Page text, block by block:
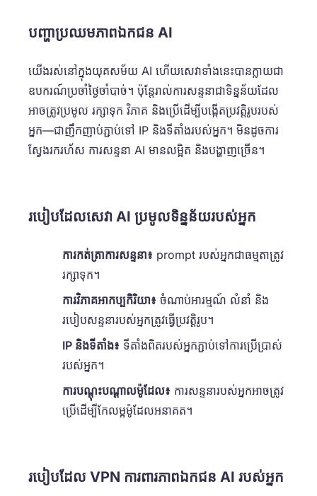
បញ្ហាប្រឈមភាពឯកជន AI
យើងរស់នៅក្នុងយុគសម័យ AI ហើយសេវាទាំងនេះបានក្លាយជា
ឧបករណ៍ប្រចាំថ្ងៃចាំបាច់។ ប៉ុន្តែរាល់ការសន្ទនាជាទិន្នន័យដែល
អាចត្រូវប្រមូល រក្សាទុក វិភាគ និងប្រើដើម្បីបង្កើតប្រវត្តិរូបរបស់
អ្នក—ជាញឹកញាប់ភ្ជាប់ទៅ IP និងទីតាំងរបស់អ្នក។ មិនដូចការ
ស្វែងរករហ័ស ការសន្ទនា AI មានលម្អិត និងបង្ហាញច្រើន។
របៀបដែលសេវា AI ប្រមូលទិន្នន័យរបស់អ្នក
ការកត់ត្រាការសន្ទនា៖ prompt របស់អ្នកជាធម្មតាត្រូវ
រក្សាទុក។
ការវិភាគអាកប្បកិរិយា៖ ចំណាប់អារម្មណ៍ លំនាំ និង
របៀបសន្ទនារបស់អ្នកត្រូវធ្វើប្រវត្តិរូប។
IP និងទីតាំង៖ ទីតាំងពិតរបស់អ្នកភ្ជាប់ទៅការប្រើប្រាស់
របស់អ្នក។
ការបណ្តុះបណ្តាលម៉ូដែល៖ ការសន្ទនារបស់អ្នកអាចត្រូវ
ប្រើដើម្បីកែលម្អម៉ូដែលអនាគត។
របៀបដែល VPN ការពារភាពឯកជន AI របស់អ្នក